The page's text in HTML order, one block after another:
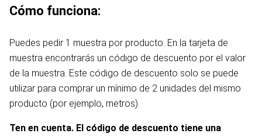
Cómo funciona:
Puedes pedir 1 muestra por producto. En la tarjeta de
muestra encontrarás un código de descuento por el valor
de la muestra. Este código de descuento solo se puede
utilizar para comprar un mínimo de 2 unidades del mismo
producto (por ejemplo, metros).
Ten en cuenta. El código de descuento tiene una